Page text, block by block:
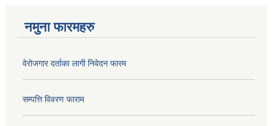
नमुना फारमहरु
वेरोजगार दर्ताका लागी निवेदन फारम
सम्पत्ति विवरण फाराम